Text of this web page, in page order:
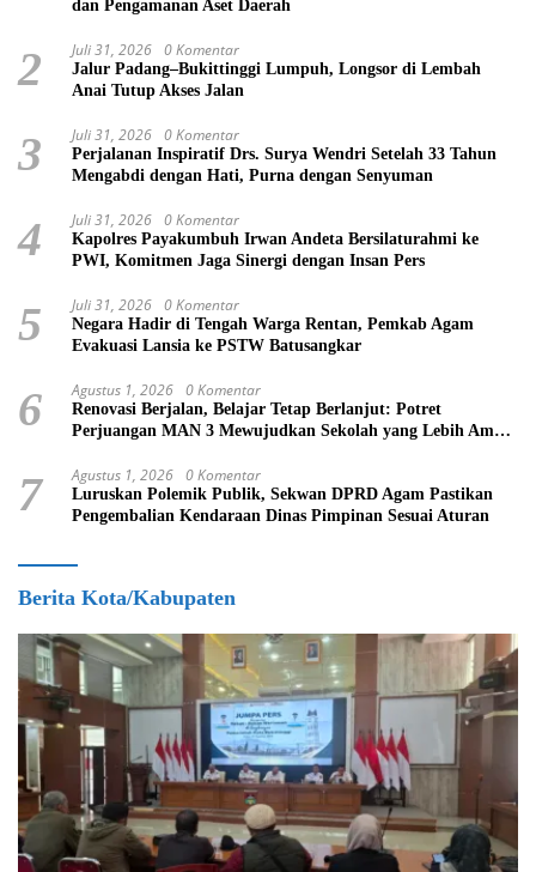
dan Pengamanan Aset Daerah
2 Juli 31, 2026 0 Komentar
Jalur Padang–Bukittinggi Lumpuh, Longsor di Lembah
Anai Tutup Akses Jalan
3 Juli 31, 2026 0 Komentar
Perjalanan Inspiratif Drs. Surya Wendri Setelah 33 Tahun
Mengabdi dengan Hati, Purna dengan Senyuman
4 Juli 31, 2026 0 Komentar
Kapolres Payakumbuh Irwan Andeta Bersilaturahmi ke
PWI, Komitmen Jaga Sinergi dengan Insan Pers
5 Juli 31, 2026 0 Komentar
Negara Hadir di Tengah Warga Rentan, Pemkab Agam
Evakuasi Lansia ke PSTW Batusangkar
6 Agustus 1, 2026 0 Komentar
Renovasi Berjalan, Belajar Tetap Berlanjut: Potret
Perjuangan MAN 3 Mewujudkan Sekolah yang Lebih Aman
7 Agustus 1, 2026 0 Komentar
Luruskan Polemik Publik, Sekwan DPRD Agam Pastikan
Pengembalian Kendaraan Dinas Pimpinan Sesuai Aturan
Berita Kota/Kabupaten